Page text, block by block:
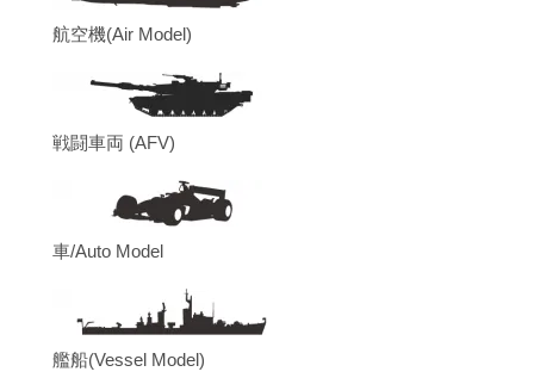
航空機(Air Model)
戦闘車両 (AFV)
車/Auto Model
艦船(Vessel Model)